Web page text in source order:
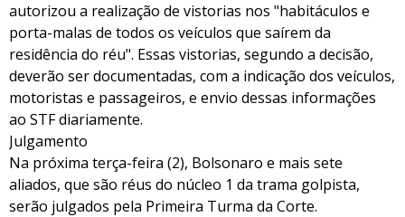
autorizou a realização de vistorias nos "habitáculos e
porta-malas de todos os veículos que saírem da
residência do réu". Essas vistorias, segundo a decisão,
deverão ser documentadas, com a indicação dos veículos,
motoristas e passageiros, e envio dessas informações
ao STF diariamente.
Julgamento
Na próxima terça-feira (2), Bolsonaro e mais sete
aliados, que são réus do núcleo 1 da trama golpista,
serão julgados pela Primeira Turma da Corte.